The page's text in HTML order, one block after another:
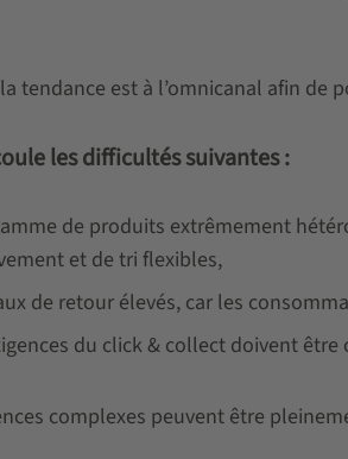
tendance est à l’omnicanal afin
les difficultés suivantes :
de produits extrêmement
et de tri flexibles,
de retour élevés, car les
du click & collect doivent
complexes peuvent être